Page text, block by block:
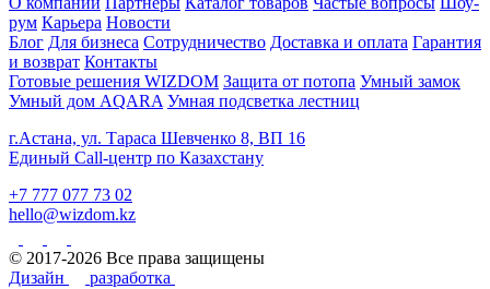
рум Карьера Новости
Блог Для бизнеса Сотрудничество Доставка и оплата Гарантия
и возврат Контакты
Готовые решения WIZDOM Защита от потопа Умный замок
Умный дом AQARA Умная подсветка лестниц
г.Астана, ул. Тараса Шевченко 8, ВП 16
Единый Call-центр по Казахстану
+7 777 077 73 02
hello@wizdom.kz
© 2017-2026 Все права защищены
Дизайн
разработка